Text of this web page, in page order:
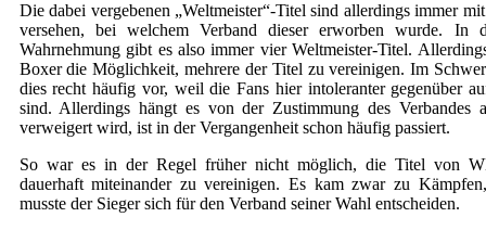
Die dabei vergebenen „Weltmeister“-Titel sind allerdings immer
versehen, bei welchem Verband dieser erworben wurde. In
Wahrnehmung gibt es also immer vier Weltmeister-Titel.
Boxer die Möglichkeit, mehrere der Titel zu vereinigen. Im
dies recht häufig vor, weil die Fans hier intoleranter gegenüber
sind. Allerdings hängt es von der Zustimmung des Verbandes
verweigert wird, ist in der Vergangenheit schon häufig passiert.
So war es in der Regel früher nicht möglich, die Titel von
dauerhaft miteinander zu vereinigen. Es kam zwar zu
musste der Sieger sich für den Verband seiner Wahl entscheiden.